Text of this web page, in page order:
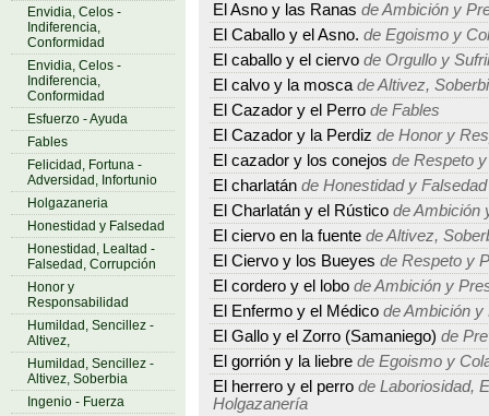
Envidia, Celos -
Indiferencia,
Conformidad
Envidia, Celos -
Indiferencia,
Conformidad
Esfuerzo - Ayuda
Fables
Felicidad, Fortuna -
Adversidad, Infortunio
Holgazaneria
Honestidad y Falsedad
Honestidad, Lealtad -
Falsedad, Corrupción
Honor y
Responsabilidad
Humildad, Sencillez -
Altivez,
Humildad, Sencillez -
Altivez, Soberbia
Ingenio - Fuerza
El Asno y las Ranas de Ambición y
El Caballo y el Asno. de Egoismo y
El caballo y el ciervo de Orgullo y
El calvo y la mosca de Altivez,
El Cazador y el Perro de Fables
El Cazador y la Perdiz de Honor y
El cazador y los conejos de Respeto
El charlatán de Honestidad y Falsedad
El Charlatán y el Rústico de Ambición
El ciervo en la fuente de Altivez,
El Ciervo y los Bueyes de Respeto y
El cordero y el lobo de Ambición y
El Enfermo y el Médico de Ambición y
El Gallo y el Zorro (Samaniego) de
El gorrión y la liebre de Egoismo y
El herrero y el perro de Laboriosidad,
Holgazanería